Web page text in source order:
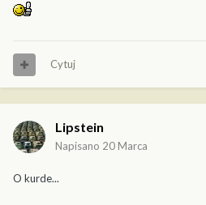
Cytuj
Lipstein
Napisano 20 Marca
O kurde...